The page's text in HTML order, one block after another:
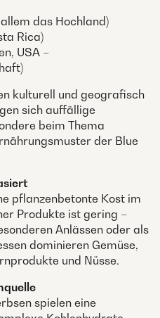
das Hochland)
Rica)
USA –
kulturell und geografisch
sich auffällige
beim Thema
der Blue
pflanzenbetonte Kost im
Produkte ist gering –
Anlässen oder als
dominieren Gemüse,
und Nüsse.
spielen eine